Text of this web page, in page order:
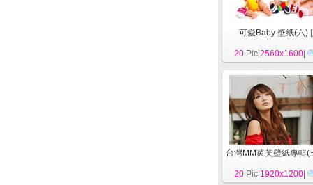
可愛Baby 壁紙(六) [
20 Pic|2560x1600
台灣MM茵芙壁紙專輯(
20 Pic| 1920x1200